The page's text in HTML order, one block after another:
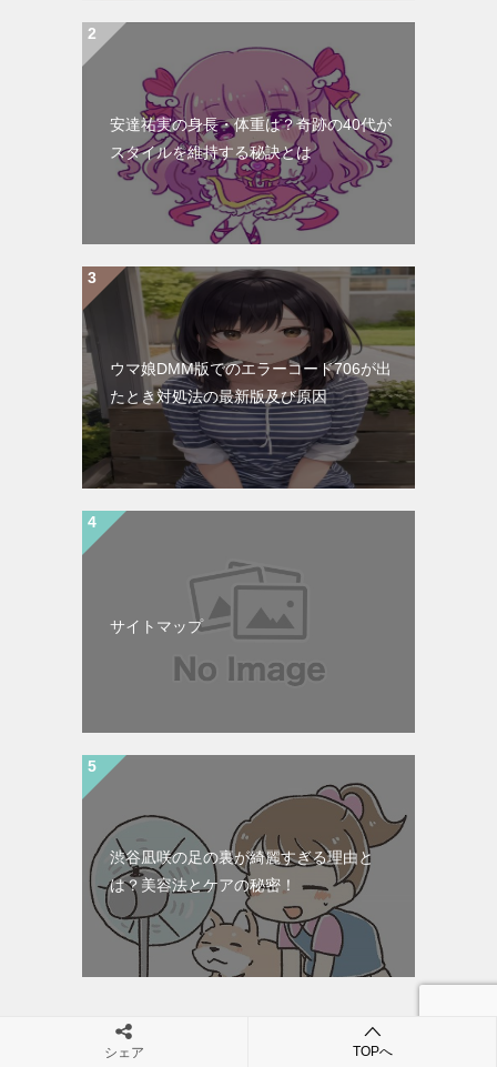
安達祐実の身長・体重は？奇跡の40代が
スタイルを維持する秘訣とは
ウマ娘DMM版でのエラーコード706が出
たとき対処法の最新版及び原因
サイトマップ
渋谷凪咲の足の裏が綺麗すぎる理由と
は？美容法とケアの秘密！
シェア TOPへ